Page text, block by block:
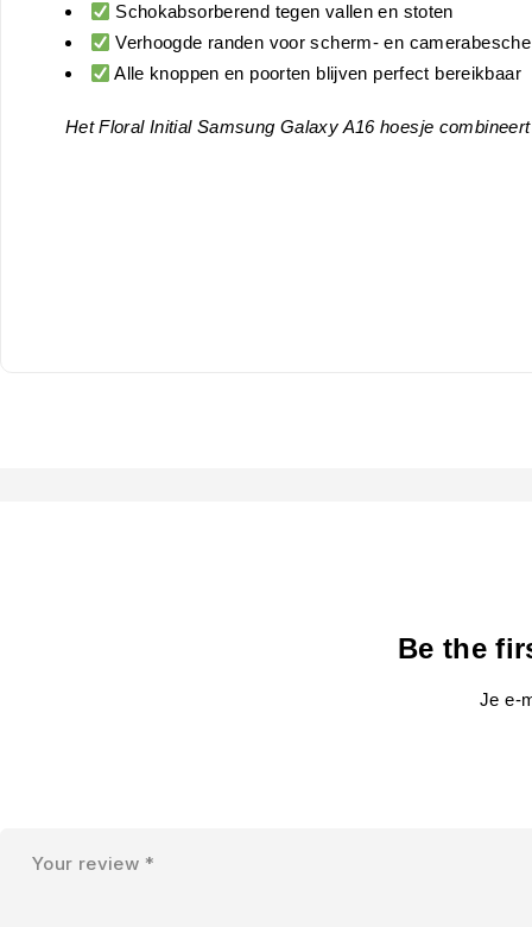
Schokabsorberend tegen vallen en stoten
Verhoogde randen voor scherm- en
Alle knoppen en poorten blijven perfect bereikbaar
Het Floral Initial Samsung Galaxy A16 hoesje
Be the
Je e-